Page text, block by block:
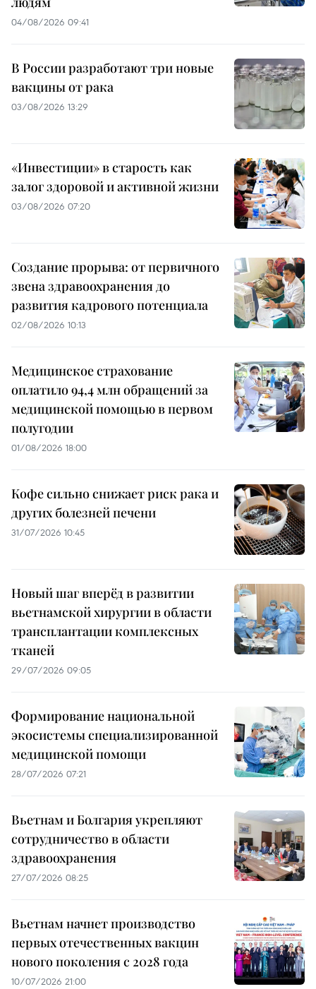
04/08/2026 09:41
В России разработают три новые
вакцины от рака
03/08/2026 13:29
«Инвестиции» в старость как
залог здоровой и активной жизни
03/08/2026 07:20
Создание прорыва: от первичного
звена здравоохранения до
развития кадрового потенциала
02/08/2026 10:13
Медицинское страхование
оплатило 94,4 млн обращений за
медицинской помощью в первом
полугодии
01/08/2026 18:00
Кофе сильно снижает риск рака и
других болезней печени
31/07/2026 10:45
Новый шаг вперёд в развитии
вьетнамской хирургии в области
трансплантации комплексных
тканей
29/07/2026 09:05
Формирование национальной
экосистемы специализированной
медицинской помощи
28/07/2026 07:21
Вьетнам и Болгария укрепляют
сотрудничество в области
здравоохранения
27/07/2026 08:25
Вьетнам начнет производство
первых отечественных вакцин
нового поколения с 2028 года
10/07/2026 21:00